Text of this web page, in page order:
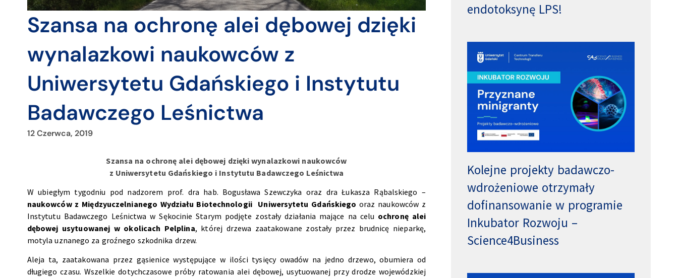
Szansa na ochronę alei dębowej dzięki
wynalazkowi naukowców z
Uniwersytetu Gdańskiego i Instytutu
Badawczego Leśnictwa
12 Czerwca, 2019
Szansa na ochronę alei dębowej dzięki wynalazkowi naukowców
z Uniwersytetu Gdańskiego i Instytutu Badawczego Leśnictwa
W ubiegłym tygodniu pod nadzorem prof. dra hab. Bogusława Szewczyka oraz dra Łukasza Rąbalskiego –
naukowców z Międzyuczelnianego Wydziału Biotechnologii Uniwersytetu Gdańskiegooraz naukowców z
Instytutu Badawczego Leśnictwa w Sękocinie Starym podjęte zostały działania mające na celu ochronę alei
dębowej usytuowanej w okolicach Pelplina, której drzewa zaatakowane zostały przez brudnicę nieparkę,
motyla uznanego za groźnego szkodnika drzew.
Aleja ta, zaatakowana przez gąsienice występujące w ilości tysięcy owadów na jedno drzewo, obumiera od
długiego czasu. Wszelkie dotychczasowe próby ratowania alei dębowej, usytuowanej przy drodze wojewódzkiej
endotoksynę LPS!
Kolejne projekty badawczo-
wdrożeniowe otrzymały
dofinansowanie w programie
Inkubator Rozwoju –
Science4Business